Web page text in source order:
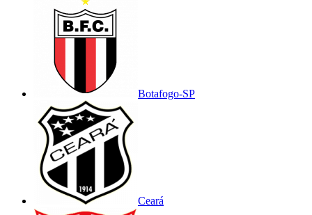
Botafogo-SP
Ceará